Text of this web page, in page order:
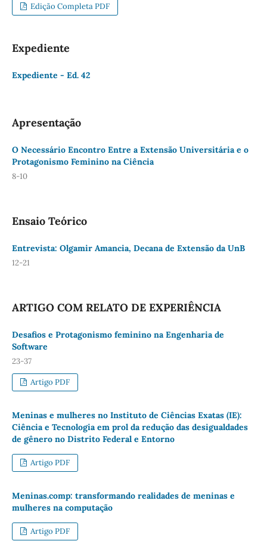
Edição Completa PDF
Expediente
Expediente - Ed. 42
Apresentação
O Necessário Encontro Entre a Extensão Universitária e o
Protagonismo Feminino na Ciência
8-10
Ensaio Teórico
Entrevista: Olgamir Amancia, Decana de Extensão da UnB
12-21
ARTIGO COM RELATO DE EXPERIÊNCIA
Desafios e Protagonismo feminino na Engenharia de
Software
23-37
Artigo PDF
Meninas e mulheres no Instituto de Ciências Exatas (IE):
Ciência e Tecnologia em prol da redução das desigualdades
de gênero no Distrito Federal e Entorno
Artigo PDF
Meninas.comp: transformando realidades de meninas e
mulheres na computação
Artigo PDF